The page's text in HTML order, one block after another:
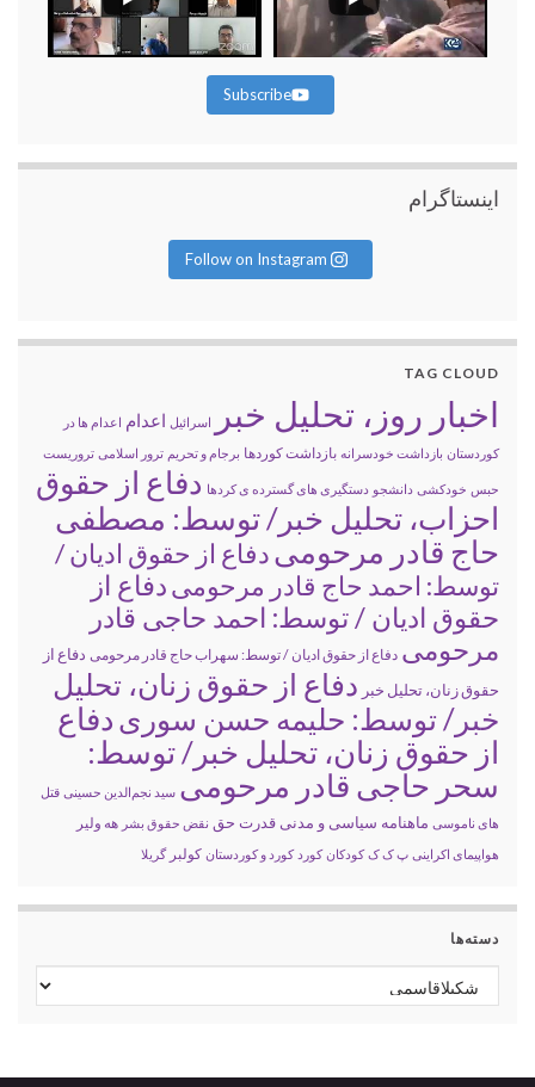
Subscribe
اینستاگرام
Follow on Instagram
TAG CLOUD
اخبار روز، تحلیل خبر اسرائیل اعدام اعدام ها در
کوردستان بازداشت خودسرانه بازداشت کوردها برجام و تحریم ترور اسلامی تروریست
حبس خودکشی دانشجو دستگیری های گسترده ی کردها دفاع از حقوق
احزاب، تحلیل خبر/ توسط: مصطفی
حاج قادر مرحومیدفاع از حقوق ادیان /
توسط: احمد حاج قادر مرحومیدفاع از
حقوق ادیان / توسط: احمد حاجی قادر
مرحومی دفاع از حقوق ادیان / توسط: سهراب حاج قادر مرحومی دفاع از
حقوق زنان، تحلیل خبر دفاع از حقوق زنان، تحلیل
خبر/ توسط: حلیمه حسن سوری دفاع
از حقوق زنان، تحلیل خبر/ توسط:
سحر حاجی قادر مرحومی سید نجم‌الدین حسینی قتل
های ناموسی ماهنامه سیاسی و مدنی قدرت حق نقض حقوق بشر هه ولیر
هواپیمای اکراینی پ ک ک کودکان کورد کورد و کوردستان کولبر گریلا
دسته‌ها
دسته‌ها